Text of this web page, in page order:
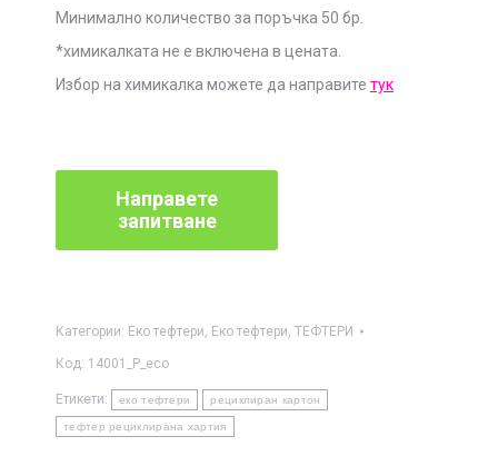
Минимално количество за поръчка 50 бр.
*химикалката не е включена в цената.
Избор на химикалка можете да направите тук
Категории: Еко тефтери, Еко тефтери, ТЕФТЕРИ
Код: 14001_P_eco
Етикети: еко тефтери рециклиран картон
тефтер рециклирана хартия